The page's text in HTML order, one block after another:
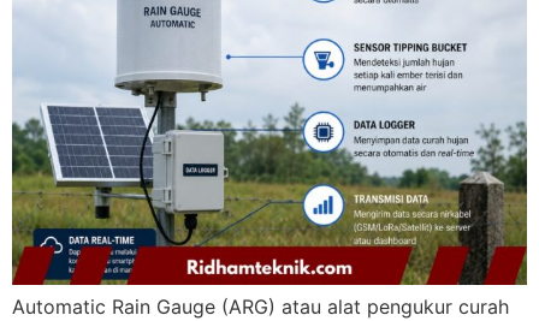
Automatic Rain Gauge (ARG) atau alat pengukur curah